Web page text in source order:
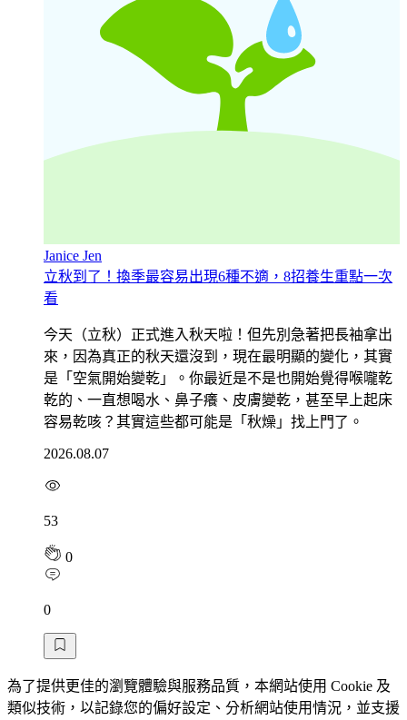
Janice Jen
立秋到了！換季最容易出現6種不適，8招養生重點一次
看
今天（立秋）正式進入秋天啦！但先別急著把長袖拿出
來，因為真正的秋天還沒到，現在最明顯的變化，其實
是「空氣開始變乾」。你最近是不是也開始覺得喉嚨乾
乾的、一直想喝水、鼻子癢、皮膚變乾，甚至早上起床
容易乾咳？其實這些都可能是「秋燥」找上門了。
2026.08.07
53
0
0
為了提供更佳的瀏覽體驗與服務品質，本網站使用 Cookie 及
類似技術，以記錄您的偏好設定、分析網站使用情況，並支援